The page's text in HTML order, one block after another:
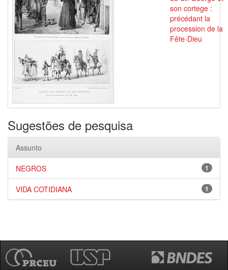
son cortege :
précédant la
procession de la
Fête-Dieu
Sugestões de pesquisa
Assunto
1
NEGROS
1
VIDA COTIDIANA